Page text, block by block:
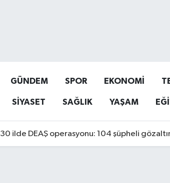
GÜNDEM SPOR EKONOMİ
SİYASET SAĞLIK YAŞAM
30 ilde DEAŞ operasyonu: 104 şüpheli